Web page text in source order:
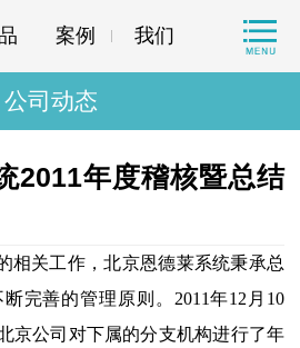
案例 我们
公司动态
2011年度稽核暨总结
相关工作，北京恩德莱系统秉承总
完善的管理原则。2011年12月10
京公司对下属的分支机构进行了年